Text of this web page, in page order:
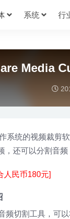
系统 行
Media
系统的视频裁剪
还可以分割音
人民币180元]
切割工具，可